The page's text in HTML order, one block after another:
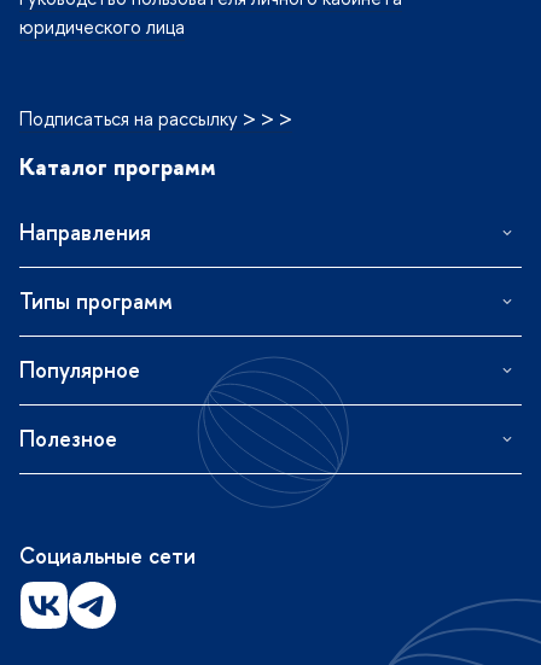
юридического лица
Подписаться на рассылку > > >
Каталог программ
Направления
Типы программ
Популярное
Полезное
Социальные сети